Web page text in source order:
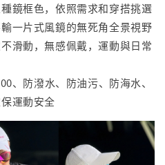
鏡框色，依照需求和穿搭挑選
一片式風鏡的無死角全景視野
滑動，無感佩戴，運動與日常
、防潑水、防油污、防海水、
運動安全